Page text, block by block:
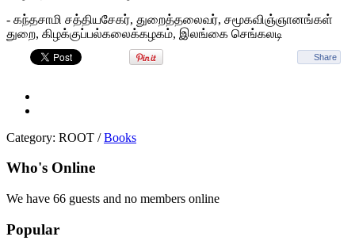
- கந்தசாமி சத்தியசேகர், துறைத்தலைவர், சமூகவிஞ்ஞானங்கள்
துறை, கிழக்குப்பல்கலைக்கழகம், இலங்கை செங்கலடி
Share
Category: ROOT /Books
Who's Online
We have 66 guests and no members online
Popular